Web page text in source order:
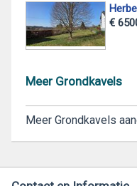
€
Meer Grondkavels
Meer Grondkavels